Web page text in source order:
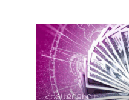
ՀԵՏԱՔՐՔԻՐ Է